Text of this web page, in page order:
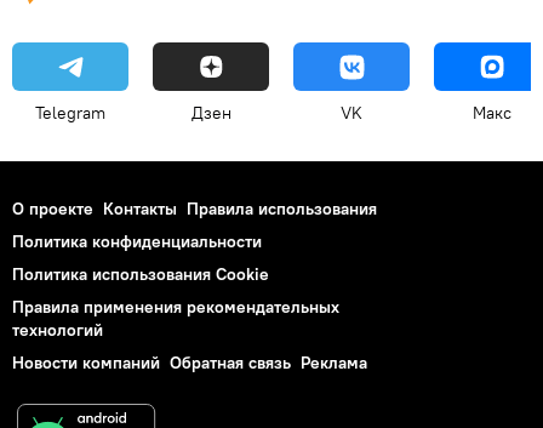
Telegram Дзен VK Макс
О проекте Контакты Правила использования
Политика конфиденциальности
Политика использования Cookie
Правила применения рекомендательных
технологий
Новости компаний Обратная связь Реклама